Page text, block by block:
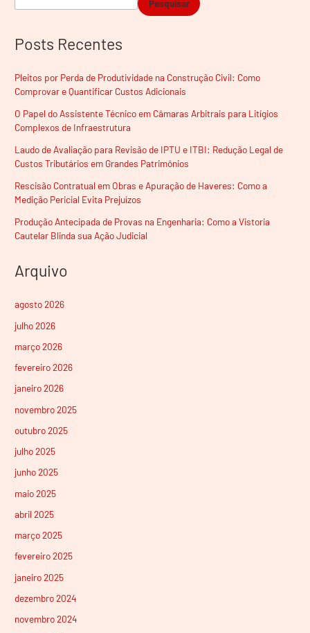
Pesquisar
Posts Recentes
Pleitos por Perda de Produtividade na Construção Civil: Como
Comprovar e Quantificar Custos Adicionais
O Papel do Assistente Técnico em Câmaras Arbitrais para Litígios
Complexos de Infraestrutura
Laudo de Avaliação para Revisão de IPTU e ITBI: Redução Legal de
Custos Tributários em Grandes Patrimônios
Rescisão Contratual em Obras e Apuração de Haveres: Como a
Medição Pericial Evita Prejuízos
Produção Antecipada de Provas na Engenharia: Como a Vistoria
Cautelar Blinda sua Ação Judicial
Arquivo
agosto 2026
julho 2026
março 2026
fevereiro 2026
janeiro 2026
novembro 2025
outubro 2025
julho 2025
junho 2025
maio 2025
abril 2025
março 2025
fevereiro 2025
janeiro 2025
dezembro 2024
novembro 2024